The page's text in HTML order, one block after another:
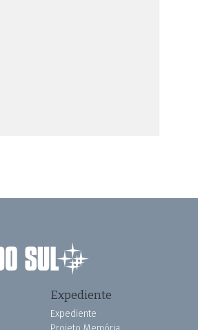
Expediente
Expediente